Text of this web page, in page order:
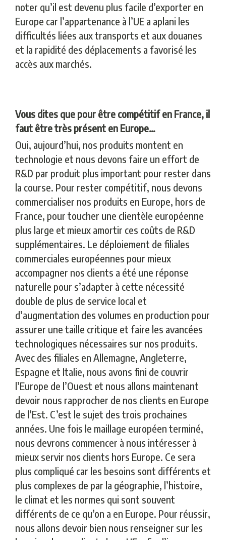
noter qu’il est devenu plus facile d’exporter en
Europe car l’appartenance à l’UE a aplani les
difficultés liées aux transports et aux douanes
et la rapidité des déplacements a favorisé les
accès aux marchés.
Vous dites que pour être compétitif en France, il
faut être très présent en Europe…
Oui, aujourd’hui, nos produits montent en
technologie et nous devons faire un effort de
R&D par produit plus important pour rester dans
la course. Pour rester compétitif, nous devons
commercialiser nos produits en Europe, hors de
France, pour toucher une clientèle européenne
plus large et mieux amortir ces coûts de R&D
supplémentaires. Le déploiement de filiales
commerciales européennes pour mieux
accompagner nos clients a été une réponse
naturelle pour s’adapter à cette nécessité
double de plus de service local et
d’augmentation des volumes en production pour
assurer une taille critique et faire les avancées
technologiques nécessaires sur nos produits.
Avec des filiales en Allemagne, Angleterre,
Espagne et Italie, nous avons fini de couvrir
l’Europe de l’Ouest et nous allons maintenant
devoir nous rapprocher de nos clients en Europe
de l’Est. C’est le sujet des trois prochaines
années. Une fois le maillage européen terminé,
nous devrons commencer à nous intéresser à
mieux servir nos clients hors Europe. Ce sera
plus compliqué car les besoins sont différents et
plus complexes de par la géographie, l’histoire,
le climat et les normes qui sont souvent
différents de ce qu’on a en Europe. Pour réussir,
nous allons devoir bien nous renseigner sur les